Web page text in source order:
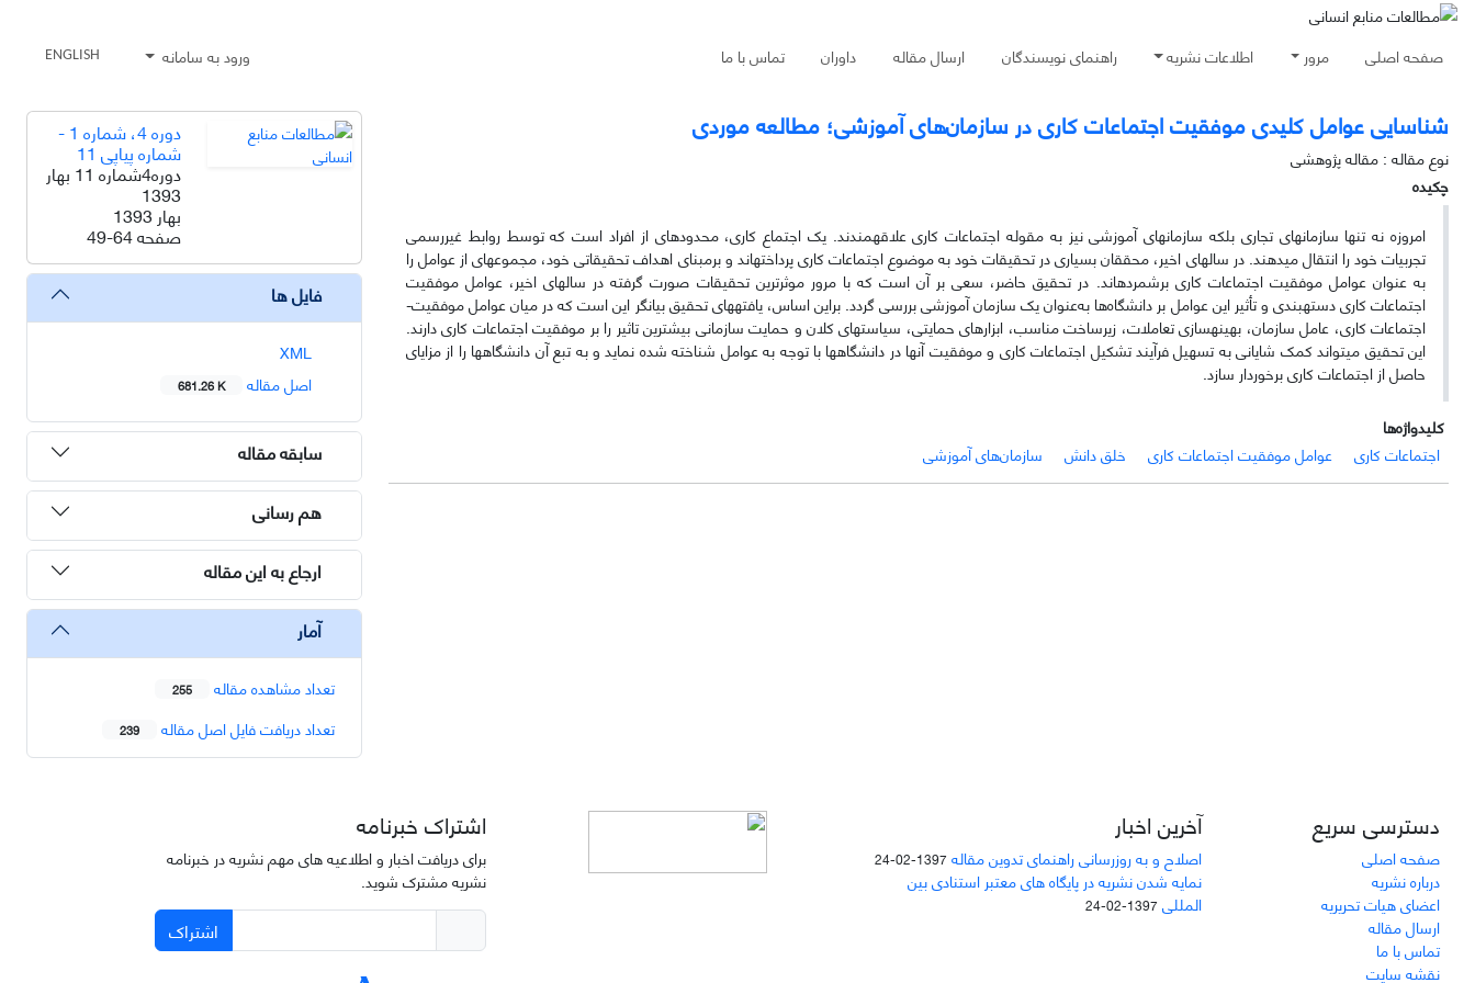
صفحه اصلی مرور اطلاعات نشریه راهنمای نویسندگان ارسال مقاله داوران تماس با ما ورود به سامانه ENGLISH
شناسایی‌ عوامل‌ کلیدی موفقیت اجتماعات‌ کاری در سازمان‌های آموزشی؛ مطالعه موردی
نوع مقاله : مقاله پژوهشی
چکیده
امروزه نه ­تنها سازمان­های تجاری بلکه سازمان­های ­آموزشی نیز به مقوله اجتماعات­ کاری علاقه­مندند. یک ­اجتماع­ کاری، محدوده­ای از افراد است که­ توسط روابط­ غیررسمی
تجربیات خود را انتقال می­دهند. در سال­های اخیر، محققان­ بسیاری در تحقیقات خود به موضوع اجتماعات­ کاری پرداخته­اند و برمبنای اهداف تحقیقاتی­ خود، مجموعه­ای از عوامل را
به عنوان عوامل موفقیت اجتماعات­ کاری برشمرده­اند. در تحقیق ­حاضر، سعی بر آن است که با مرور موثرترین تحقیقات صورت­ گرفته در سال­های اخیر، عوامل موفقیت
اجتماعات­­ کاری دسته­بندی و تأثیر این عوامل بر دانشگاه‌ها به‌عنوان یک سازمان آموزشی بررسی گردد. براین اساس، یافته­های تحقیق­ بیانگر این­ است که­ در میان عوامل­ موفقیت­
اجتماعات کاری، عامل سازمان، بهینه­سازی تعاملات، زیرساخت ­مناسب­، ابزارهای حمایتی، سیاست­های ­کلان ­و حمایت سازمانی بیشترین تاثیر را بر موفقیت­ اجتماعات­ کاری دارند.
این تحقیق می­تواند کمک شایانی به تسهیل فرآیند تشکیل اجتماعات ­کاری و موفقیت آن­ها در دانشگاه­ها با توجه به عوامل شناخته ­شده نماید و به­ تبع آن دانشگاه­ها را از مزایای
حاصل از اجتماعات ­کاری برخوردار ­سازد.
کلیدواژه‌ها
اجتماعات‌ کاری
عوامل‌ موفقیت اجتماعات‌ کاری خلق‌ دانش سازمان‌های آموزشی
دوره 4، شماره 1 -
شماره پیاپی 11
دوره4شماره 11 بهار
1393
بهار 1393
صفحه49-64
فایل ها
XML
اصل مقاله
681.26 K
سابقه مقاله
هم رسانی
ارجاع به این مقاله
آمار
تعداد مشاهده مقاله 255
تعداد دریافت فایل اصل مقاله 239
دسترسی سریع
صفحه اصلی
درباره نشریه
اعضای هیات تحریریه
ارسال مقاله
تماس با ما
نقشه سایت
آخرین اخبار
اصلاح و به روزرسانی راهنمای تدوین مقاله 1397-02-24
نمایه شدن نشریه در پایگاه های معتبر استنادی بین
المللی 1397-02-24
اشتراک خبرنامه
برای دریافت اخبار و اطلاعیه های مهم نشریه در خبرنامه
نشریه مشترک شوید.
اشتراک